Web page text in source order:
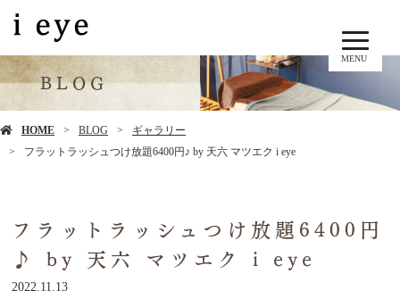
MENU
BLOG
HOME BLOG
ギャラリー
フラットラッシュつけ放題6400円♪ by 天六 マツエク i eye
フラットラッシュつけ放題6400円
♪ by 天六 マツエク i eye
2022.11.13